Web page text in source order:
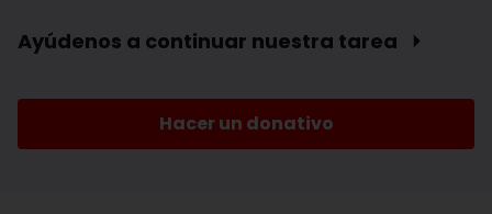
Ayúdenos a continuar nuestra tarea ⏵
Hacer un donativo